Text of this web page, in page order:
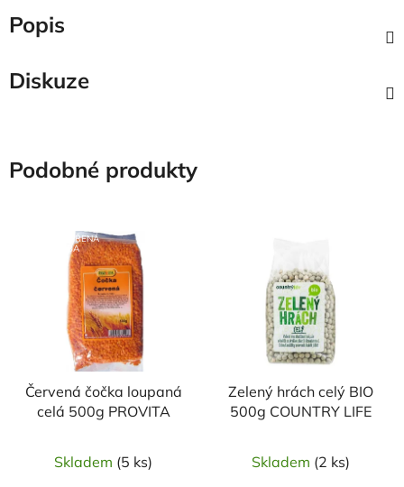
Popis
Diskuze
Podobné produkty
NAŠE OVĚŘENÁ
VOLBA
Červená čočka loupaná
celá 500g PROVITA
Skladem (5 ks)
Zelený hrách celý BIO
500g COUNTRY LIFE
Skladem (2 ks)